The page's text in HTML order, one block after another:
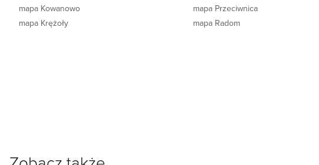
mapa Kowanowo
mapa Krężoły
mapa Przeciwnica
mapa Radom